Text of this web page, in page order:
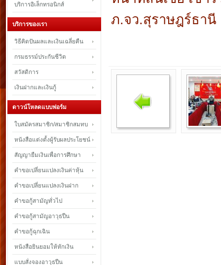
ภ.จว.สุราษฎร์ธานี
บริการอิเล็กทรอนิกส์
บริการของเรา
วิธีคิดปันผลและเงินเฉลี่ยคืน
กรมธรรม์ประกันชีวิต
สวัสดิการ
เงินฝากและเงินกู้
ดาวน์โหลดแบบฟอร์ม
ใบสมัครสมาชิก/สมาชิกสมทบ
หนังสือแต่งตั้งผู้รับผลประโยชน์
สัญญายืมเงินเพื่อการศึกษา
คำขอเปลี่ยนแปลงเงินค่าหุ้น
คำขอเปลี่ยนแปลงเงินฝาก
คำขอกู้สามัญทั่วไป
คำขอกู้สามัญอาวุธปืน
คำขอกู้ฉุกเฉิน
หนังสือยินยอมให้หักเงิน
แบบสั่งจองอาวุธปืน